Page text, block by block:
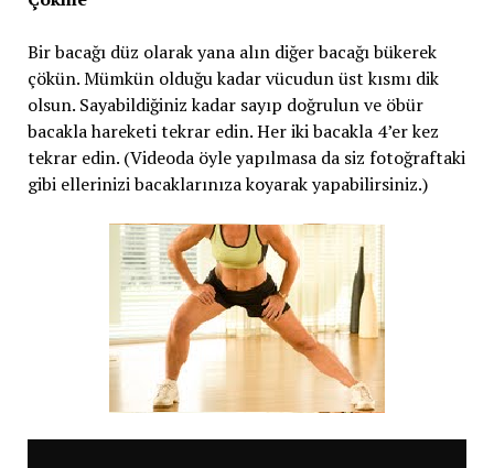
Bir bacağı düz olarak yana alın diğer bacağı bükerek
çökün. Mümkün olduğu kadar vücudun üst kısmı dik
olsun. Sayabildiğiniz kadar sayıp doğrulun ve öbür
bacakla hareketi tekrar edin. Her iki bacakla 4’er kez
tekrar edin. (Videoda öyle yapılmasa da siz fotoğraftaki
gibi ellerinizi bacaklarınıza koyarak yapabilirsiniz.)